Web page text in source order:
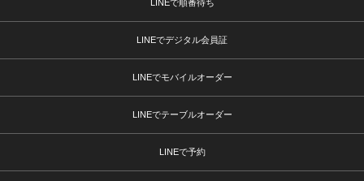
LINEで順番待ち
LINEでデジタル会員証
LINEでモバイルオーダー
LINEでテーブルオーダー
LINEで予約